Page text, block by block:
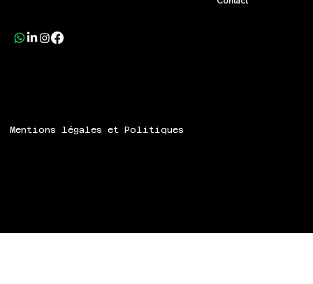
Mentions légales et Politiques